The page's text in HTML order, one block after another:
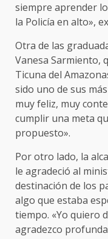
siempre aprender
la Policía en alto»,
Otra de las
Vanesa Sarmiento,
Ticuna del
sido uno de sus
muy feliz, muy
cumplir una meta
propuesto».
Por otro lado, la
le agradeció al
destinación de los
algo que estaba
tiempo. «Yo quiero
agradezco